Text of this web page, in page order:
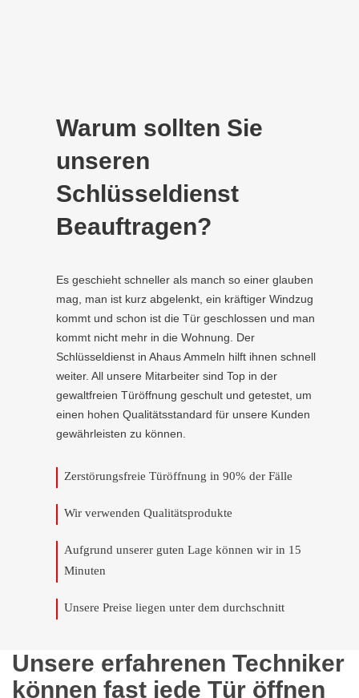
Warum sollten Sie
unseren
Schlüsseldienst
Beauftragen?
Es geschieht schneller als manch so einer glauben
mag, man ist kurz abgelenkt, ein kräftiger Windzug
kommt und schon ist die Tür geschlossen und man
kommt nicht mehr in die Wohnung. Der
Schlüsseldienst in Ahaus Ammeln hilft ihnen schnell
weiter. All unsere Mitarbeiter sind Top in der
gewaltfreien Türöffnung geschult und getestet, um
einen hohen Qualitätsstandard für unsere Kunden
gewährleisten zu können.
Zerstörungsfreie Türöffnung in 90% der Fälle
Wir verwenden Qualitätsprodukte
Aufgrund unserer guten Lage können wir in 15
Minuten
Unsere Preise liegen unter dem durchschnitt
Unsere erfahrenen Techniker
können fast jede Tür öffnen